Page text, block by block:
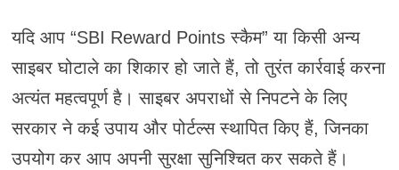
यदि आप “SBI Reward Points स्कैम” या किसी अन्य
साइबर घोटाले का शिकार हो जाते हैं, तो तुरंत कार्रवाई करना
अत्यंत महत्वपूर्ण है। साइबर अपराधों से निपटने के लिए
सरकार ने कई उपाय और पोर्टल्स स्थापित किए हैं, जिनका
उपयोग कर आप अपनी सुरक्षा सुनिश्चित कर सकते हैं।